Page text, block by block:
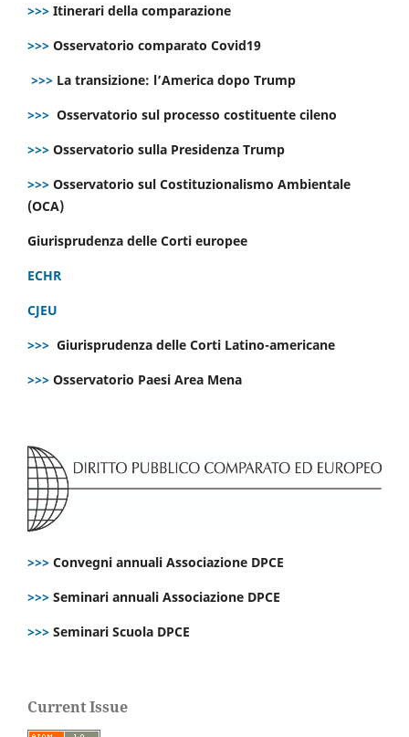
>>> Itinerari della comparazione
>>> Osservatorio comparato Covid19
>>> La transizione: l’America dopo Trump
>>> Osservatorio sul processo costituente cileno
>>> Osservatorio sulla Presidenza Trump
>>> Osservatorio sul Costituzionalismo Ambientale
(OCA)
Giurisprudenza delle Corti europee
ECHR
CJEU
>>> Giurisprudenza delle Corti Latino-americane
>>> Osservatorio Paesi Area Mena
>>> Convegni annuali Associazione DPCE
>>> Seminari annuali Associazione DPCE
>>> Seminari Scuola DPCE
Current Issue